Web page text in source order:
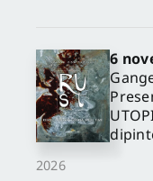
2026
6